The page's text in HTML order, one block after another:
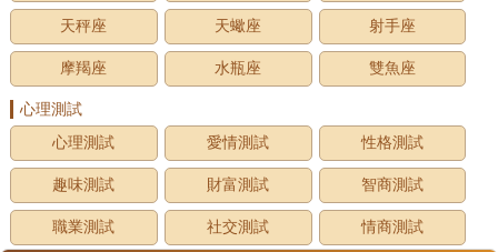
天秤座 天蠍座 射手座
摩羯座 水瓶座 雙魚座
心理測試
心理測試
愛情測試 性格測試
趣味測試 財富測試 智商測試
職業測試 社交測試 情商測試